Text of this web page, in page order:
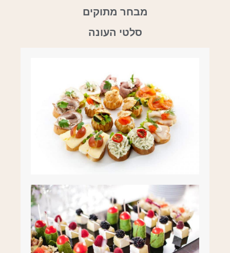
מבחר מתוקים
סלטי העונה